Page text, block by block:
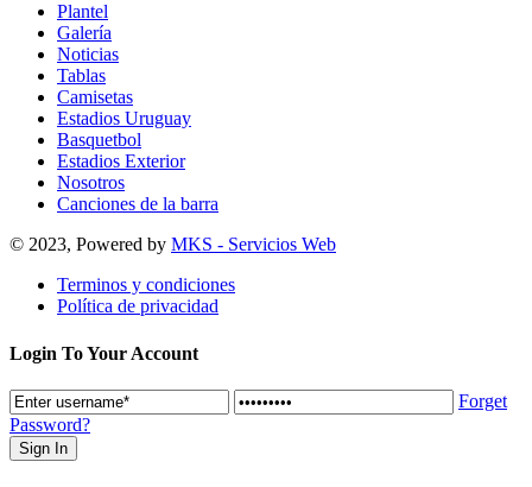
Plantel
Galería
Noticias
Tablas
Camisetas
Estadios Uruguay
Basquetbol
Estadios Exterior
Nosotros
Canciones de la barra
© 2023, Powered by MKS - Servicios Web
Terminos y condiciones
Política de privacidad
Login To Your Account
Forget
Password?